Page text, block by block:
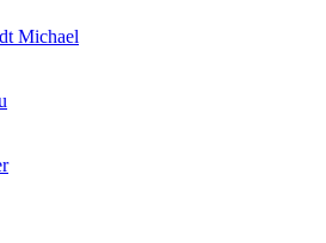
Michael